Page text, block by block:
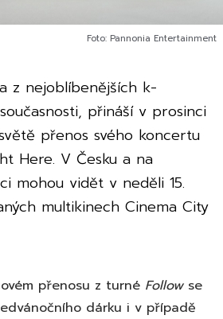
Foto: Pannonia Entertainment
z nejoblíbenějších k-
přináší v prosinci
přenos svého koncertu
Here. V Česku a na
mohou vidět v neděli 15.
multikinech Cinema City
přenosu z turné Followse
dárku i v případě